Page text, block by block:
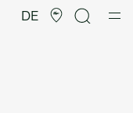
DE